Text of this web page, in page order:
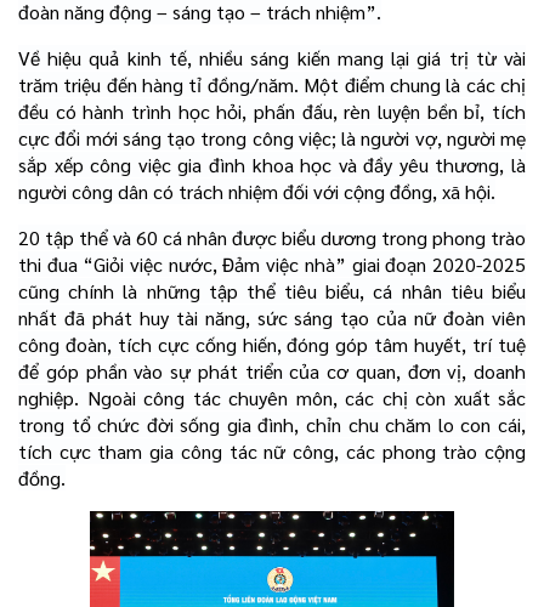
đoàn năng động – sáng tạo – trách nhiệm”.
Về hiệu quả kinh tế, nhiều sáng kiến mang lại giá trị từ vài
trăm triệu đến hàng tỉ đồng/năm. Một điểm chung là các chị
đều có hành trình học hỏi, phấn đấu, rèn luyện bền bỉ, tích
cực đổi mới sáng tạo trong công việc; là người vợ, người mẹ
sắp xếp công việc gia đình khoa học và đầy yêu thương, là
người công dân có trách nhiệm đối với cộng đồng, xã hội.
20 tập thể và 60 cá nhân được biểu dương trong phong trào
thi đua “Giỏi việc nước, Đảm việc nhà” giai đoạn 2020-2025
cũng chính là những tập thể tiêu biểu, cá nhân tiêu biểu
nhất đã phát huy tài năng, sức sáng tạo của nữ đoàn viên
công đoàn, tích cực cống hiến, đóng góp tâm huyết, trí tuệ
để góp phần vào sự phát triển của cơ quan, đơn vị, doanh
nghiệp. Ngoài công tác chuyên môn, các chị còn xuất sắc
trong tổ chức đời sống gia đình, chỉn chu chăm lo con cái,
tích cực tham gia công tác nữ công, các phong trào cộng
đồng.